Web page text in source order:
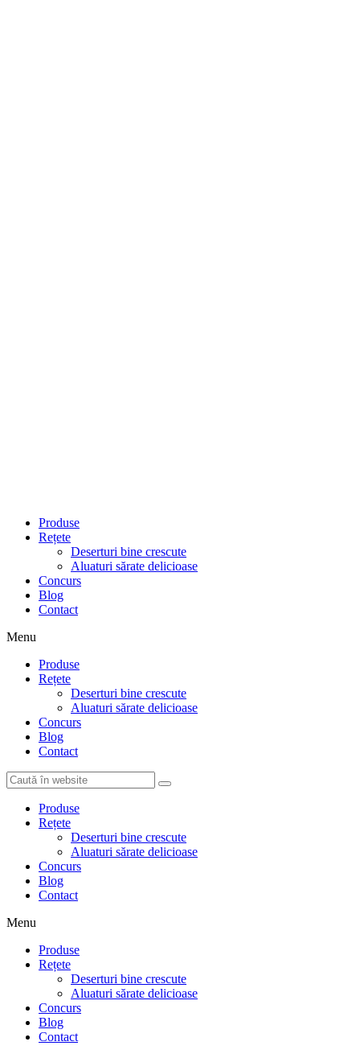
Produse
Rețete
Deserturi bine crescute
Aluaturi sărate delicioase
Concurs
Blog
Contact
Menu
Produse
Rețete
Deserturi bine crescute
Aluaturi sărate delicioase
Concurs
Blog
Contact
Produse
Rețete
Deserturi bine crescute
Aluaturi sărate delicioase
Concurs
Blog
Contact
Menu
Produse
Rețete
Deserturi bine crescute
Aluaturi sărate delicioase
Concurs
Blog
Contact